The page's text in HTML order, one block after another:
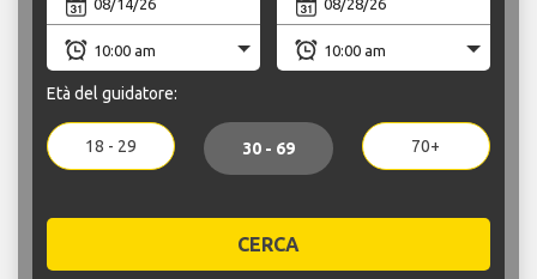
Età del guidatore:
18 - 29 30 - 69 70+
CERCA